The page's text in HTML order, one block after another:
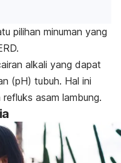
pilihan minuman yang
alkali yang dapat
(pH) tubuh. Hal ini
asam lambung.